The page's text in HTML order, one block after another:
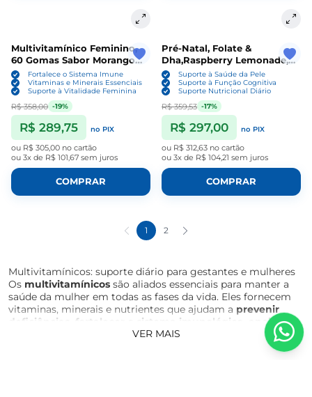
Multivitamínico Feminino,
60 Gomas Sabor Morango
Sem açúcar, Totaria Health
Fortalece o Sistema Imune
Vitaminas e Minerais Essenciais
Suporte à Vitalidade Feminina
R$ 358,00 -19%
R$ 289,75 no PIX
ou R$ 305,00 no cartão
ou 3x de R$ 101,67 sem juros
COMPRAR
Pré-Natal, Folate &
Dha,Raspberry Lemonade,
90 Gummies, Vitafusion
Suporte à Saúde da Pele
Suporte à Função Cognitiva
Suporte Nutricional Diário
R$ 359,53 -17%
R$ 297,00 no PIX
ou R$ 312,63 no cartão
ou 3x de R$ 104,21 sem juros
COMPRAR
1 2
Multivitamínicos: suporte diário para gestantes e mulheres
Os multivitamínicos são aliados essenciais para manter a
saúde da mulher em todas as fases da vida. Eles fornecem
vitaminas, minerais e nutrientes que ajudam a prevenir
deficiências, fortalecer o sistema imunológico, apoiar o
metabolismo e garantir energia e vitalidade
no dia a dia.
Para mulheres, a suplementação com multivitamínicos
VER MAIS